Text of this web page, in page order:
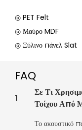
◎ PET Felt
◎ Μαύρο MDF
◎ Ξύλινο πάνελ Slat
FAQ
1
Σε Τι
Τοίχου Από
Το ακουστικό